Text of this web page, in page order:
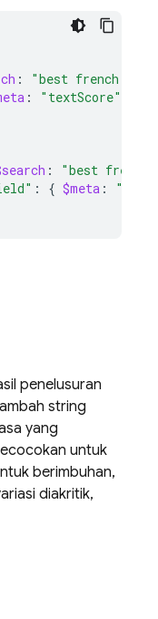
:
"best french
: "textScore"
:
"best french
: { $meta :
penelusuran
string
yang
untuk
berimbuhan,
diakritik,